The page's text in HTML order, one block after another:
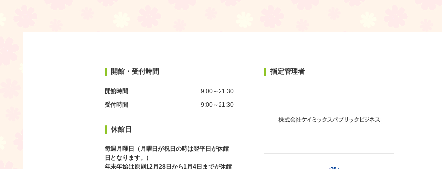
開館・受付時間
開館時間
9:00～21:30
受付時間
9:00～21:30
休館日
毎週月曜日（月曜日が祝日の時は翌平日が休館
日となります。）
年末年始は原則12月28日から1月4日までが休館
指定管理者